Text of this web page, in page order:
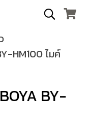
HM100 ไมค์
BY-